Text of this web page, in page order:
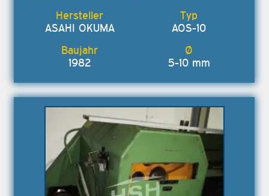
ASAHI OKUMA AOS-10
1982 5-10 mm